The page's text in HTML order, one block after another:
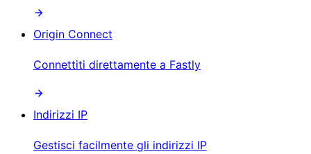
Origin Connect
Connettiti direttamente a Fastly
Indirizzi IP
Gestisci facilmente gli indirizzi IP